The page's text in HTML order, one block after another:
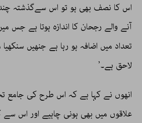
اس کا نصف بھی ہو تو اس سےگذشتہ چند
آنے والے رجحان کا اندازہ ہوتا ہے جس
تعداد میں اضافہ ہو رہا ہے جنھیں
لاحق ہے۔’
انھوں نے کہا ہے کہ اس طرح کی جامع
علاقوں میں بھی ہونی چاہیے اور اس